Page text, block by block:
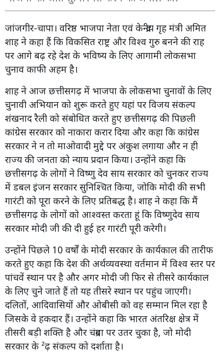
जांजगीर-चापा। वरिष्ठ भाजपा नेता एवं केन्द्रीय गृह मंत्री अमित
शाह ने कहा हैं कि विकसित राष्ट्र और विश्व गुरु बनने की राह
पर आगे बढ़ रहे देश के भविष्य के लिए आगामी लोकसभा
चुनाव काफी अहम है।
शाह ने आज छत्तीसगढ़ में भाजपा के लोकसभा चुनावों के लिए
चुनावी अभियान को शुरू करते हुए यहां पर विजय संकल्प
शंखनाद रैली को संबोधित करते हुए छत्तीसगढ़ की पिछली
कांग्रेस सरकार को नाकारा करार दिया और कहा कि कांग्रेस
सरकार ने न तो माओवादी मुद्दे पर अंकुश लगाया और न ही
राज्य की जनता को न्याय प्रदान किया। उन्होंने कहा कि
छत्तीसगढ़ के लोगों ने विष्णु देव साय सरकार को चुनकर राज्य
में डबल इंजन सरकार सुनिश्चित किया, जोकि मोदी की सभी
गारंटी को पूरा करने के लिए प्रतिबद्ध है। शाह ने कहा कि मैं
छत्तीसगढ़ के लोगों को आश्वस्त करता हूं कि विष्णुदेव साय
सरकार मोदी जी की दी हुई हर गारंटी पूरी करेगी।
उन्होंने पिछले 10 वर्षों के मोदी सरकार के कार्यकाल की तारीफ
करते हुए कहा कि देश की अर्थव्यवस्था वर्तमान में विश्व स्तर पर
पांचवें स्थान पर है और अगर मोदी जी फिर से तीसरे कार्यकाल
के लिए चुने जाते हैं तो यह तीसरे स्थान पर पहुंच जाएगी।
दलितों, आदिवासियों और ओबीसी को वह सम्मान मिल रहा है
जिसके वे हकदार हैं। उन्होंने कहा कि भारत अंतरिक्ष क्षेत्र में
तीसरी बड़ी शक्ति है और चंद्रमा पर उतर चुका है, जो मोदी
सरकार के ²ढ़ संकल्प को दर्शाता है।